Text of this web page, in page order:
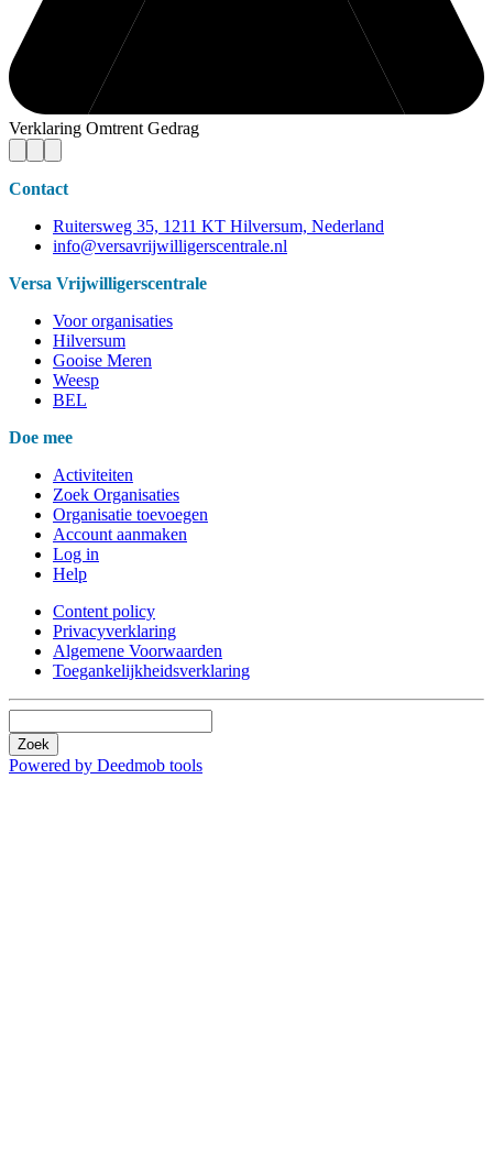
Verklaring Omtrent Gedrag
Contact
Ruitersweg 35, 1211 KT Hilversum, Nederland
info@versavrijwilligerscentrale.nl
Versa Vrijwilligerscentrale
Voor organisaties
Hilversum
Gooise Meren
Weesp
BEL
Doe mee
Activiteiten
Zoek Organisaties
Organisatie toevoegen
Account aanmaken
Log in
Help
Content policy
Privacyverklaring
Algemene Voorwaarden
Toegankelijkheidsverklaring
Zoek
Powered by Deedmob tools